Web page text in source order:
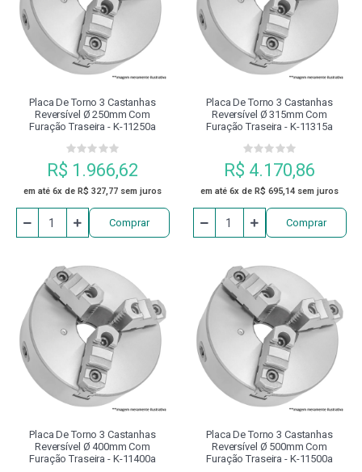
Placa De Torno 3 Castanhas
Reversível Ø 250mm Com
Furação Traseira - K-11250a
R$ 1.966,62
em até 6x de R$ 327,77 sem juros
Comprar
Placa De Torno 3 Castanhas
Reversível Ø 315mm Com
Furação Traseira - K-11315a
R$ 4.170,86
em até 6x de R$ 695,14 sem juros
Comprar
Placa De Torno 3 Castanhas
Reversível Ø 400mm Com
Furação Traseira - K-11400a
Placa De Torno 3 Castanhas
Reversível Ø 500mm Com
Furação Traseira - K-11500a